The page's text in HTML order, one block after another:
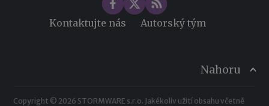
Kontaktujte nás Autorský tým
Nahoru
Copyright © 2026 STORMWARE s.r.o. Jakékoliv užití obsahu včetně